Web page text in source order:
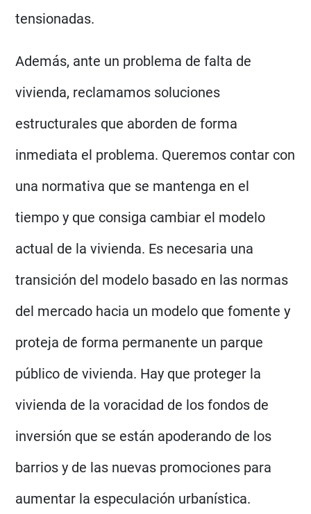
tensionadas.
Además, ante un problema de falta de
vivienda, reclamamos soluciones
estructurales que aborden de forma
inmediata el problema. Queremos contar con
una normativa que se mantenga en el
tiempo y que consiga cambiar el modelo
actual de la vivienda. Es necesaria una
transición del modelo basado en las normas
del mercado hacia un modelo que fomente y
proteja de forma permanente un parque
público de vivienda. Hay que proteger la
vivienda de la voracidad de los fondos de
inversión que se están apoderando de los
barrios y de las nuevas promociones para
aumentar la especulación urbanística.